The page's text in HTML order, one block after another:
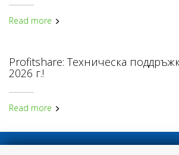
Read more
Profitshare: Техническа
2026 г.!
Read more